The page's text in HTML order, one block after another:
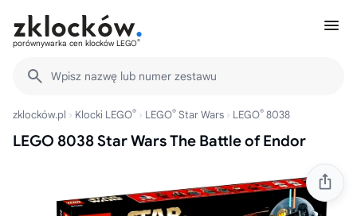
porównywarka cen klocków LEGO®
Wpisz nazwę lub numer zestawu
zklocków.pl Klocki LEGO® LEGO® Star Wars LEGO® 8038
LEGO 8038 Star Wars The Battle of Endor